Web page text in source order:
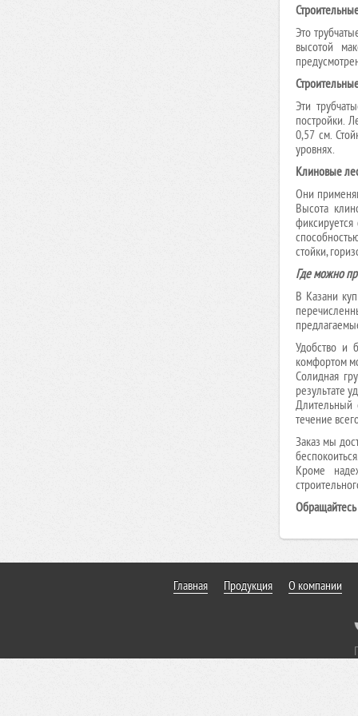
Это
высотой
Эти
постройки.
0,57 см.
уровнях.
Клиновые
Они
Высота
стойки,
Где можно
В Казани
Удобство и
комфортом
Солидная
результате
Длительный
течение
Заказ мы
Кроме
Обращайтесь
Главная Продукция О компании